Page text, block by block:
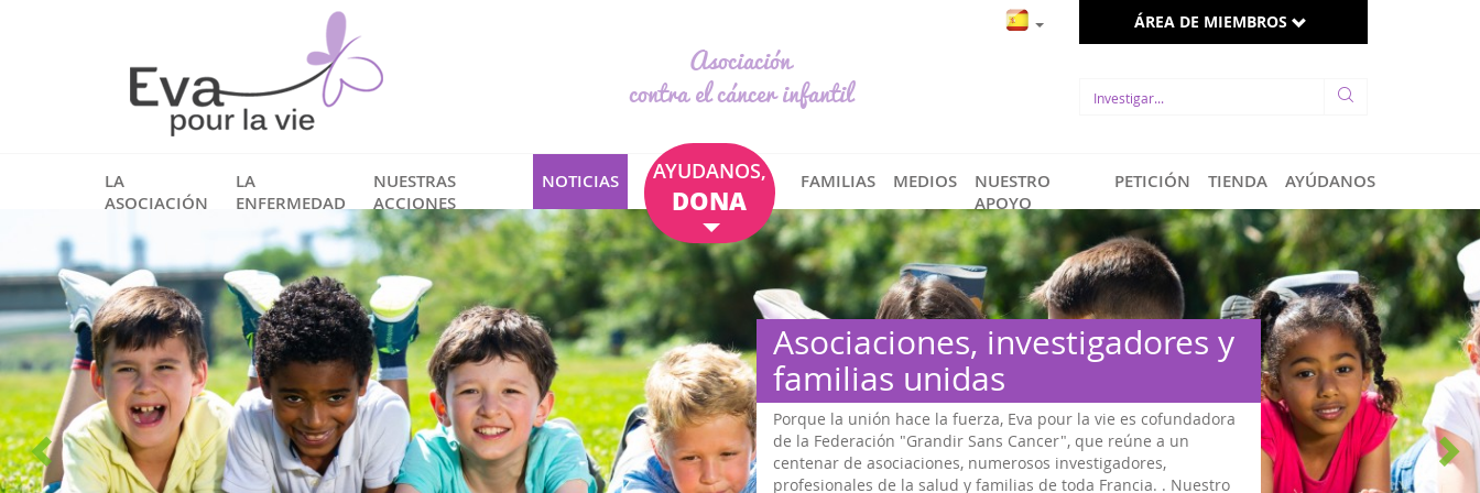
Asociación
contra el cáncer infantil
ÁREA DE MIEMBROS
LA
ASOCIACIÓN
LA
ENFERMEDAD
NUESTRAS
ACCIONES
NOTICIAS AYUDANOS,
DONA
FAMILIAS MEDIOS
NUESTRO
APOYO
PETICIÓN TIENDA AYÚDANOS
y Los políticos se involucran
Bajo el liderazgo de Eva pour la vie y asociaciones
comprometidas con una ley de niños enfermos, se llevó
un trabajo en profundidad sobre los cánceres
desde finales de 2015, hasta mayo de 2017, en la
Nacional, tras el ...